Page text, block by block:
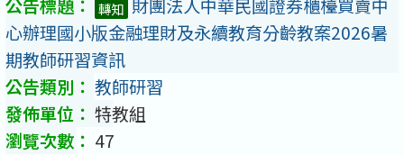
轉知 財團法人中華民國證券櫃檯買賣中
心辦理國小版金融理財及永續教育分齡教案2026暑
期教師研習資訊
教師研習
特教組
47